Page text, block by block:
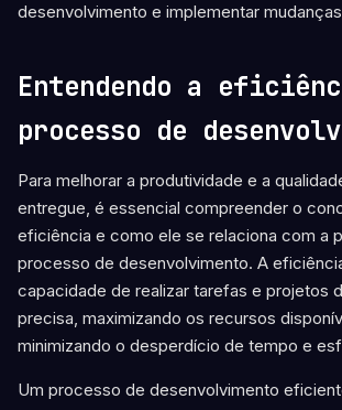
desenvolvimento e implementar
Entendendo a
processo de
Para melhorar a produtividade e a
entregue, é essencial compreender o
eficiência e como ele se relaciona com a
processo de desenvolvimento. A
capacidade de realizar tarefas e projetos
precisa, maximizando os recursos
minimizando o desperdício de tempo e
Um processo de desenvolvimento